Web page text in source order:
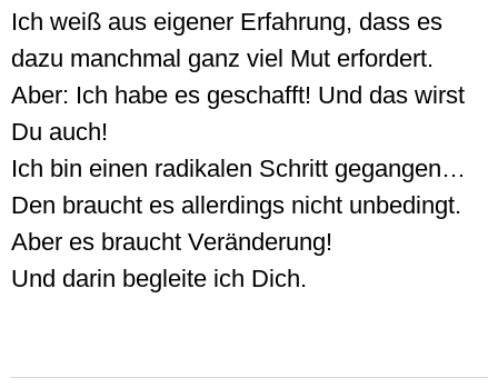
Ich weiß aus eigener Erfahrung, dass es
dazu manchmal ganz viel Mut erfordert.
Aber: Ich habe es geschafft! Und das wirst
Du auch!
Ich bin einen radikalen Schritt gegangen…
Den braucht es allerdings nicht unbedingt.
Aber es braucht Veränderung!
Und darin begleite ich Dich.